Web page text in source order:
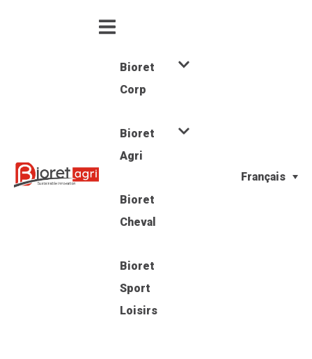
Bioret
Corp
Bioret
Agri
Bioret
Cheval
Bioret
Sport
Loisirs
Français